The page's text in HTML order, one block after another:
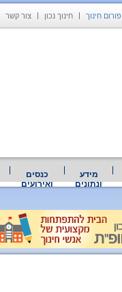
פורום חינוך חינוך נכון צור קשר
מידע
ונתונים
כנסים
ואירועים